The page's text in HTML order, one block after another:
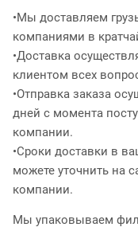
•Мы доставляем
компаниями в
•Доставка
клиентом всех
•Отправка заказа
дней с момента
компании.
•Сроки доставки в
можете уточнить на
компании.
Мы упаковываем